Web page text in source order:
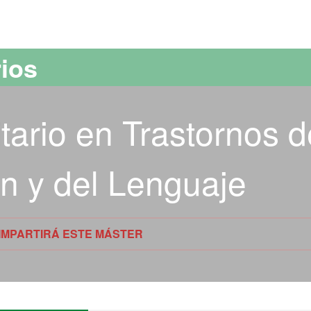
en Trastornos
y del Lenguaje
ESTE MÁSTER